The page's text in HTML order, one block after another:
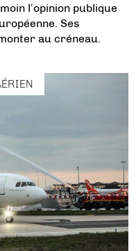
l’opinion publique
Ses
au créneau.